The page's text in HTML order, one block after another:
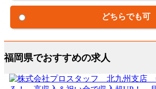
どちらでも可
福岡県でおすすめの求人